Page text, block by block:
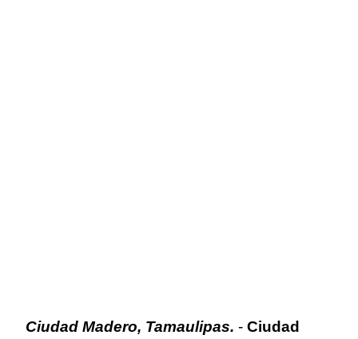
Ciudad Madero, Tamaulipas. - Ciudad